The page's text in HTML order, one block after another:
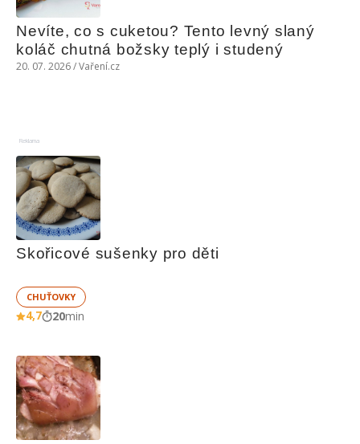
Nevíte, co s cuketou? Tento levný slaný
koláč chutná božsky teplý i studený
20. 07. 2026 / Vaření.cz
Reklama
Skořicové sušenky pro děti
CHUŤOVKY
4,7 20min